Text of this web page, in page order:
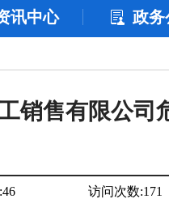
讯中心 政务
销售有限公司
访问次数:171